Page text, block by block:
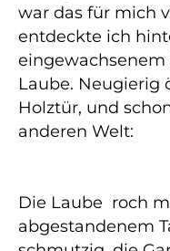
war das für mich
entdeckte ich
eingewachsenem
Laube. Neugierig
Holztür, und
anderen Welt:
Die Laube roch
abgestandenem